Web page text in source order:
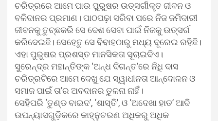
ଚରିତ୍ରରେ ଆମେ ପାଉ ପୁରୁଷର ଉତ୍ସର୍ଗୀକୃତ ଜୀବନ ଓ
ବଳିଦାନର ପ୍ରମାଣ। ପାଠପଢ଼ା ସରିବା ପରେ ନିଜ ଜମିଦାରୀ
ଜୀବନକୁ ତୁଚ୍ଛକରି ସେ ଦେଶ ସେବା ପାଇଁ ନିଜକୁ ଉତ୍ସର୍ଗ
କରିଦେଇଛି। ସେହେତୁ ସେ ବିବାହଠାରୁ ମଧ୍ୟ ଦୂରେଇ ରହିଛି।
ଏହା ପୁରୁଷର ପ୍ରଶସ୍ତ ମାନସିକତା ସୂଚାଇଦିଏ।
ସୁରେନ୍ଦ୍ର ମହାନ୍ତିଙ୍କ ‘ଅନ୍ଧ ଦିଗନ୍ତ’ରେ ନିଧି ଦାସ
ଚରିତ୍ରଟିରେ ଆମେ ଦେଖୁ ଯେ ସ୍ୱାଧୀନତା ଆନ୍ଦୋଳନ ଓ
ସମାଜ ପାଇଁ ତା’ର ଅବଦାନର ତୁଳନା ନାହିଁ।
ସେହିପରି ‘ତୁଣ୍ଡ ବାଇଦ’, ‘ଶାସ୍ତି’, ଓ ‘ଅଦେଖା ହାତ’ ଆଦି
ଉପନ୍ୟାସଗୁଡ଼ିକରେ କାହ୍ନୁଚରଣ ଅଧିକରୁ ଅଧିକ